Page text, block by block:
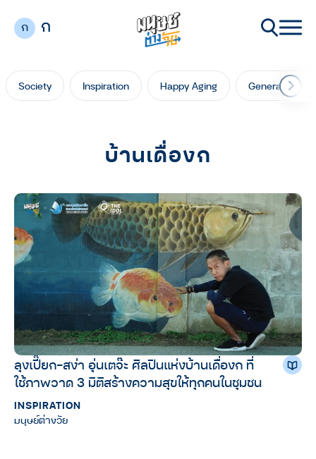
ก ก
Society Inspiration Happy Aging Generation
บ้านเดื่องก
ลุงเปี๊ยก-สง่า อุ่นเตจ๊ะ ศิลปินแห่งบ้านเดื่องก ที่
ใช้ภาพวาด 3 มิติสร้างความสุขให้ทุกคนในชุมชน
INSPIRATION
มนุษย์ต่างวัย